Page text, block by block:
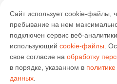
Сайт использует cookie-файлы,
пребывание на нем
подключен сервис веб-
использующий cookie-файлы .
свое согласие на обработку
в порядке, указанном в
данных